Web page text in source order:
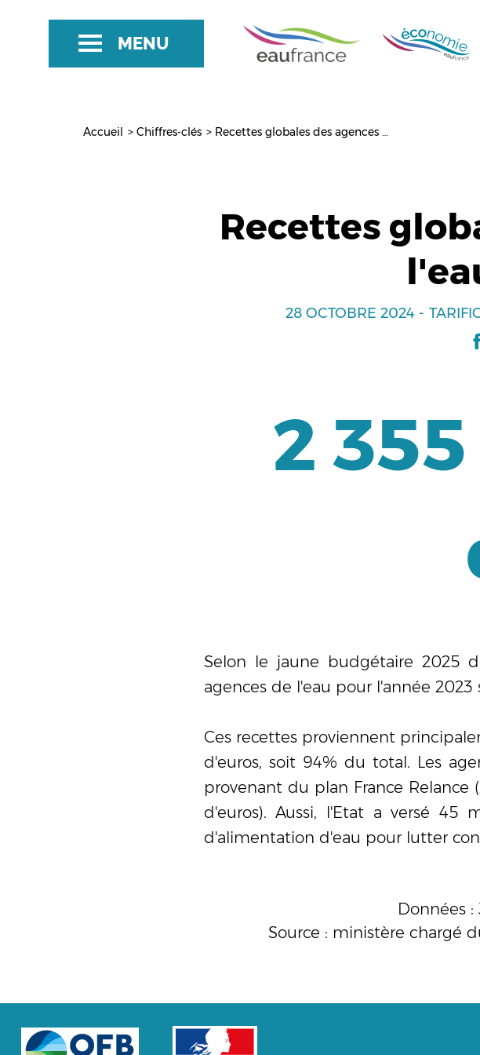
MENU
Accueil Chiffres-clés Recettes globales des agences …
Recettes
28 OCTOBRE 2024
2 355
Selon le jaune budgétaire 2025
agences de l'eau pour l'année
Ces recettes proviennent
d'euros, soit 94% du total. Les
provenant du plan France Relance
d'euros). Aussi, l'Etat a versé 45
d'alimentation d'eau pour lutter
Données :
Source : ministère chargé